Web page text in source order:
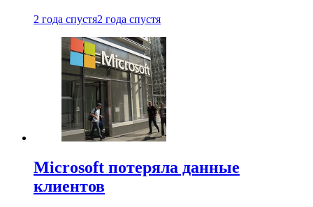
2 года спустя2 года спустя
Microsoft потеряла данные
клиентов